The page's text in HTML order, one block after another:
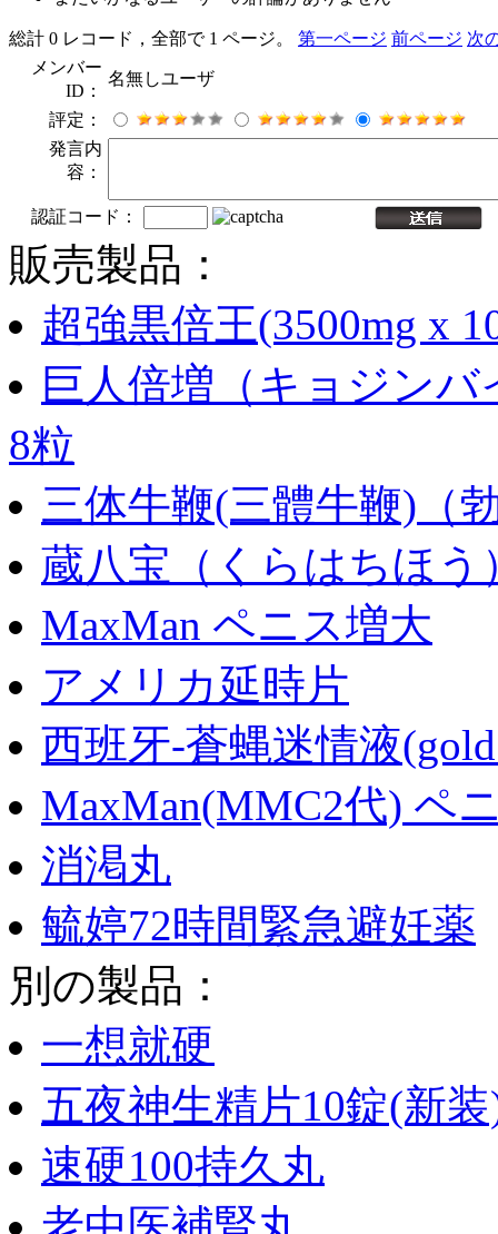
総計 0 レコード，全部で 1 ページ。 第一ページ 前ページ 次
メンバー
ID：
名無しユーザ
評定：
発言内
容：
認証コード：
販売製品：
超強黒倍王(3500mg x
巨人倍増（キョジン
8粒
三体牛鞭(三體牛鞭)（
蔵八宝（くらはちほう
MaxMan ペニス増大
アメリカ延時片
西班牙-蒼蝿迷情液
MaxMan(MMC2代) ペ
消渇丸
毓婷72時間緊急避妊薬
別の製品：
一想就硬
五夜神生精片10錠(新
速硬100持久丸